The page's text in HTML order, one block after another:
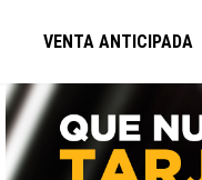
VENTA ANTICIPADA